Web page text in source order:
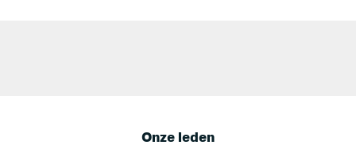
Onze leden